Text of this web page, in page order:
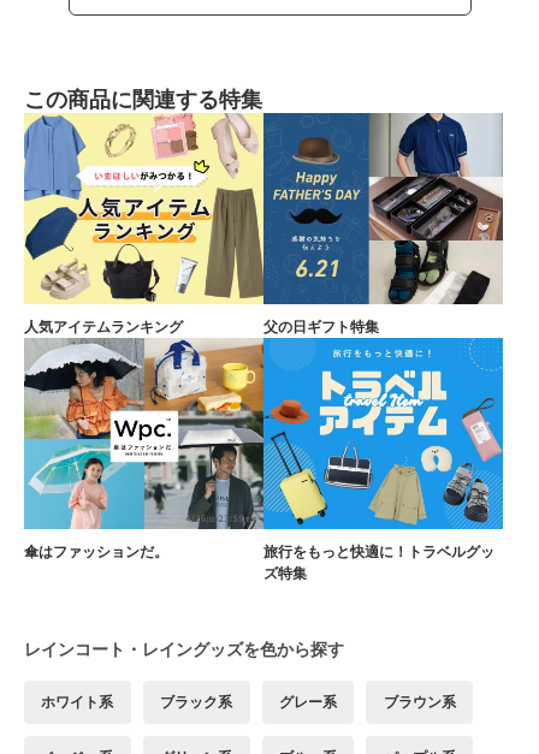
この商品に関連する特集
人気アイテムランキング 父の日ギフト特集
傘はファッションだ。
旅行をもっと快適に！トラベルグッ
ズ特集
レインコート・レイングッズを色から探す
ホワイト系 ブラック系 グレー系 ブラウン系